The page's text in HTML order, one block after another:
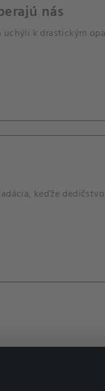
nás
uchýli k drastickým
keďže